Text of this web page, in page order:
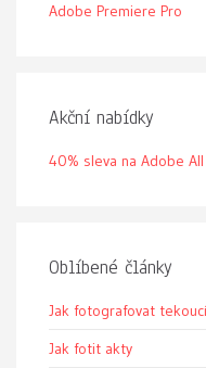
Adobe Premiere Pro
Akční nabídky
40% sleva na Adobe
Oblíbené články
Jak fotografovat
Jak fotit akty